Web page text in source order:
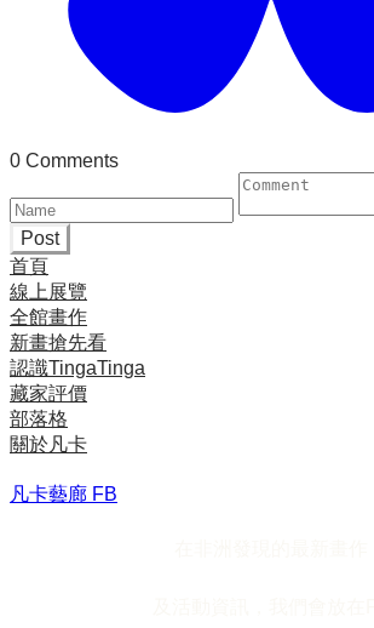
0 Comments
Post
首頁
線上展覽
全館畫作
新畫搶先看
認識TingaTinga
藏家評價
部落格
關於凡卡
凡卡藝廊 FB